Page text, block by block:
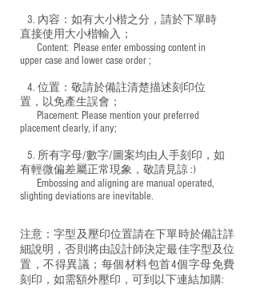
3. 內容：如有大小楷之分，請於下單時
直接使用大小楷輸入；
​ Content: Please enter embossing content in
upper case and lower case order ;
4. 位置：敬請於備註清楚描述刻印位
置，以免產生誤會；
​ Placement: Please mention your preferred
placement clearly, if any;
5. 所有字母/數字/圖案均由人手刻印，如
有輕微偏差屬正常現象，敬請見諒 :)
​ Embossing and aligning are manual operated,
slighting deviations are inevitable.
注意：字型及壓印位置請在下單時於備註詳
細說明，否則將由設計師決定最佳字型及位
置，不得異議；每個材料包首4個字母免費
刻印，如需額外壓印，可到以下連結加購: